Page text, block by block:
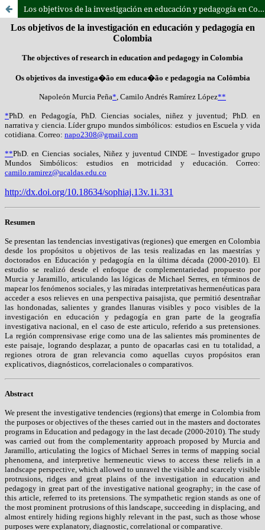
Los objetivos de la investigación en educación y pedagogía en Colombia